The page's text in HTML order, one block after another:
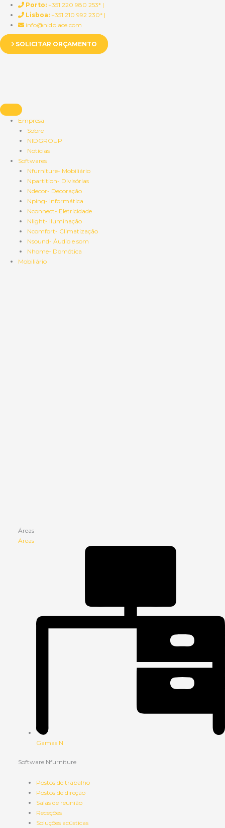
Skip
content
Porto: +351 220 980 253* |
Lisboa: +351 210 992 230* |
info@nidplace.com
SOLICITAR ORÇAMENTO
Empresa
Sobre
NIDGROUP
Notícias
Softwares
Nfurniture- Mobiliário
Npartition- Divisórias
Ndecor- Decoração
Nping- Informática
Nconnect- Eletricidade
Nlight- Iluminação
Ncomfort- Climatização
Nsound- Áudio e som
Nhome- Domótica
Mobiliário
Áreas
Áreas
Gamas N
Software Nfurniture
Postos de trabalho
Postos de direção
Salas de reunião
Receções
Soluções acústicas